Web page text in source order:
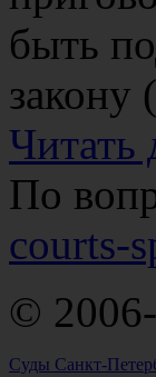
быть
закону
Читать
По
courts-
©
Суды Санкт-